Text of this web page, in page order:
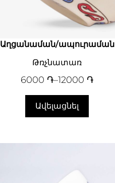
Աղցանաման/ապուրաման
Թռչնատառ
6000 ֏–12000 ֏
Ավելացնել